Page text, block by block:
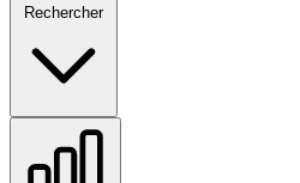
Rechercher